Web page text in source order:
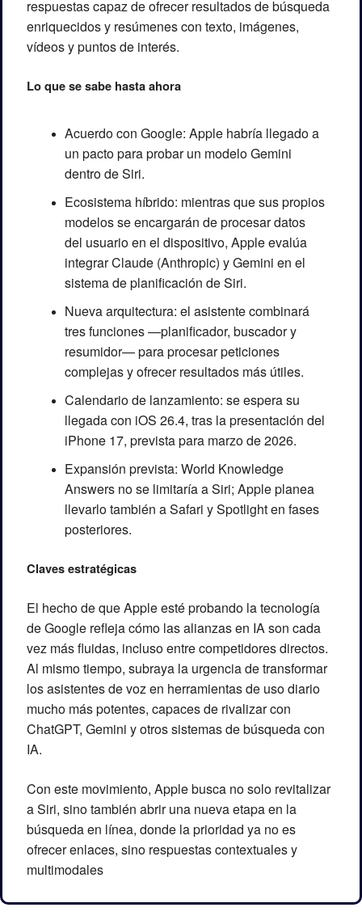
respuestas capaz de ofrecer resultados de búsqueda
enriquecidos y resúmenes con texto, imágenes,
vídeos y puntos de interés.
Lo que se sabe hasta ahora
Acuerdo con Google: Apple habría llegado a
un pacto para probar un modelo Gemini
dentro de Siri.
Ecosistema híbrido: mientras que sus propios
modelos se encargarán de procesar datos
del usuario en el dispositivo, Apple evalúa
integrar Claude (Anthropic) y Gemini en el
sistema de planificación de Siri.
Nueva arquitectura: el asistente combinará
tres funciones —planificador, buscador y
resumidor— para procesar peticiones
complejas y ofrecer resultados más útiles.
Calendario de lanzamiento: se espera su
llegada con iOS 26.4, tras la presentación del
iPhone 17, prevista para marzo de 2026.
Expansión prevista: World Knowledge
Answers no se limitaría a Siri; Apple planea
llevarlo también a Safari y Spotlight en fases
posteriores.
Claves estratégicas
El hecho de que Apple esté probando la tecnología
de Google refleja cómo las alianzas en IA son cada
vez más fluidas, incluso entre competidores directos.
Al mismo tiempo, subraya la urgencia de transformar
los asistentes de voz en herramientas de uso diario
mucho más potentes, capaces de rivalizar con
ChatGPT, Gemini y otros sistemas de búsqueda con
IA.
Con este movimiento, Apple busca no solo revitalizar
a Siri, sino también abrir una nueva etapa en la
búsqueda en línea, donde la prioridad ya no es
ofrecer enlaces, sino respuestas contextuales y
multimodales